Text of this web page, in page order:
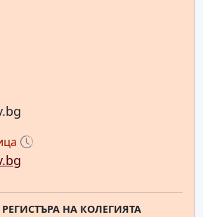
НА КОЛЕГИЯТА